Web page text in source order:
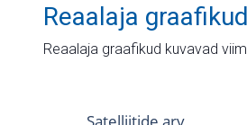
Reaalaja graafikud
Reaalaja graafikud kuvavad